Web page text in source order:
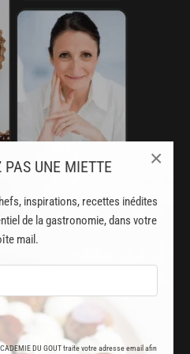
PAS UNE MIETTE
inspirations, recettes inédites
de la gastronomie, dans votre
mail.
DU GOUT traite votre adresse email afin
×
ABONNEMENT
préférés